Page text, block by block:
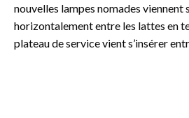
nouvelles lampes nomades viennent
horizontalement entre les lattes en
plateau de service vient s’insérer